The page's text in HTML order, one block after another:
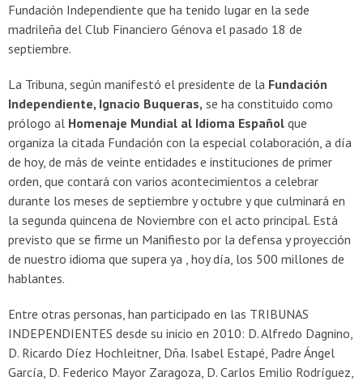
Fundación Independiente que ha tenido lugar en la sede
madrileña del Club Financiero Génova el pasado 18 de
septiembre.
La Tribuna, según manifestó el presidente de la Fundación
Independiente, Ignacio Buqueras, se ha constituido como
prólogo al Homenaje Mundial al Idioma Español que
organiza la citada Fundación con la especial colaboración, a día
de hoy, de más de veinte entidades e instituciones de primer
orden, que contará con varios acontecimientos a celebrar
durante los meses de septiembre y octubre y que culminará en
la segunda quincena de Noviembre con el acto principal. Está
previsto que se firme un Manifiesto por la defensa y proyección
de nuestro idioma que supera ya , hoy día, los 500 millones de
hablantes.
Entre otras personas, han participado en las TRIBUNAS
INDEPENDIENTES desde su inicio en 2010: D. Alfredo Dagnino,
D. Ricardo Díez Hochleitner, Dña. Isabel Estapé, Padre Ángel
García, D. Federico Mayor Zaragoza, D. Carlos Emilio Rodríguez,